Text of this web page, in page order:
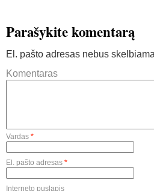
Parašykite komentarą
El. pašto adresas nebus
Komentaras
Vardas *
El. pašto adresas *
Interneto puslapis